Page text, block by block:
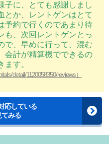
子に、とても感謝しまし
とか、レントゲンはとて
予約で行くのであまり待
も、次回レントゲンとっ
で、早めに行って、混む
会計が精算機でできるの
す。
detail/1120058350/reviews）
応している
みる